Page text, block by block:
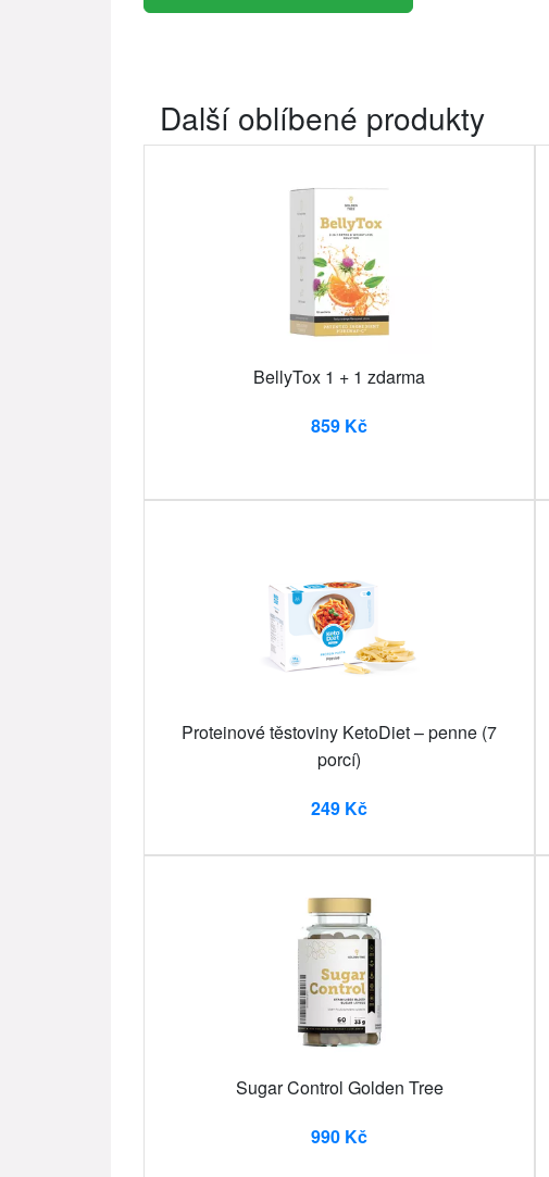
Další oblíbené produkty
BellyTox 1 + 1 zdarma
859 Kč
Proteinové těstoviny KetoDiet – penne (7
porcí)
249 Kč
Sugar Control Golden Tree
990 Kč